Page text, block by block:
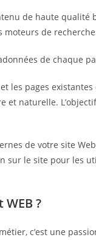
de haute qualité
moteurs de
de chaque
les pages
et naturelle.
de votre site
sur le site pour les
?
c’est une